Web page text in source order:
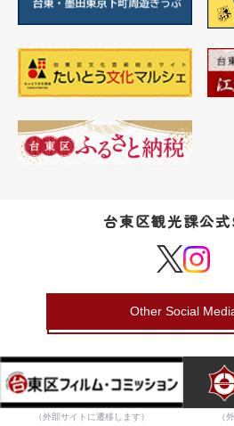
台東区観光課公
Other Social
（外部サイトに遷移します） （